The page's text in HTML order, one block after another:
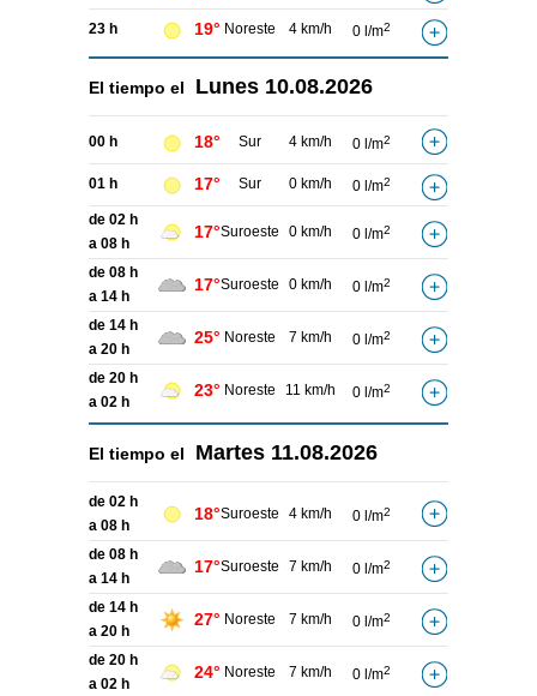
23 h 19° Noreste 4 km/h 0 l/m2
El tiempo el Lunes 10.08.2026
00 h 18° Sur 4 km/h 0 l/m2
01 h 17° Sur 0 km/h 0 l/m2
de 02 h
a 08 h
17°Suroeste 0 km/h 0 l/m2
de 08 h
a 14 h
17°Suroeste 0 km/h 0 l/m2
de 14 h
a 20 h
25° Noreste 7 km/h 0 l/m2
de 20 h
a 02 h
23° Noreste 11 km/h 0 l/m2
El tiempo el Martes 11.08.2026
de 02 h
a 08 h
18°Suroeste 4 km/h 0 l/m2
de 08 h
a 14 h
17°Suroeste 7 km/h 0 l/m2
de 14 h
a 20 h
27° Noreste 7 km/h 0 l/m2
de 20 h
a 02 h
24° Noreste 7 km/h 0 l/m2